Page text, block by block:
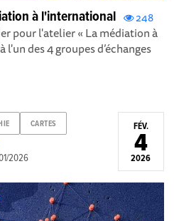
248
à l'international
pour l'atelier « La médiation à
des 4 groupes d’échanges
CARTES
2026
FÉV.
4
2026